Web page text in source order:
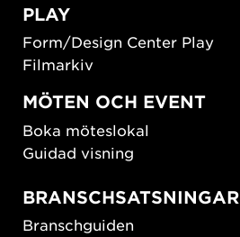
PLAY
Form/Design Center Play
Filmarkiv
MÖTEN OCH EVENT
Boka möteslokal
Guidad visning
BRANSCHSATSNINGAR
Branschguiden